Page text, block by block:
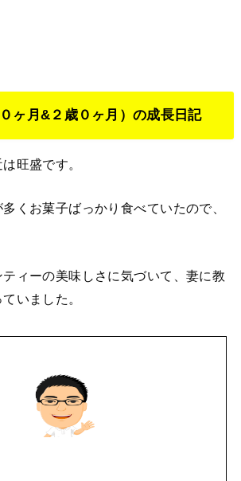
ヶ月&２歳０ヶ月）の成長日記
旺盛です。
くお菓子ばっかり食べていたので、
ィーの美味しさに気づいて、妻に教
いました。